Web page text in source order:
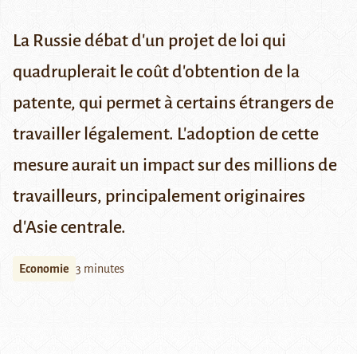
La Russie débat d'un projet de loi qui
quadruplerait le coût d'obtention de la
patente, qui permet à certains étrangers de
travailler légalement. L'adoption de cette
mesure aurait un impact sur des millions de
travailleurs, principalement originaires
d'Asie centrale.
Economie 3 minutes